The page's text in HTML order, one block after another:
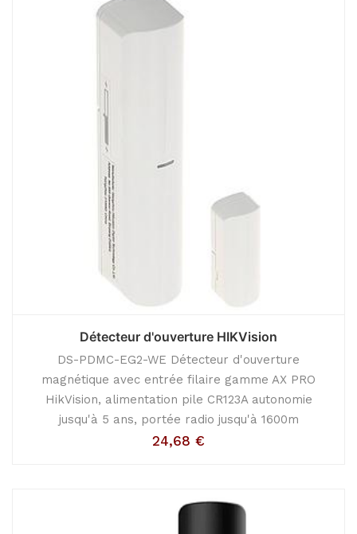
Détecteur d'ouverture HIKVision
DS-PDMC-EG2-WE Détecteur d'ouverture
magnétique avec entrée filaire gamme AX PRO
HikVision, alimentation pile CR123A autonomie
jusqu'à 5 ans, portée radio jusqu'à 1600m
24,68 €